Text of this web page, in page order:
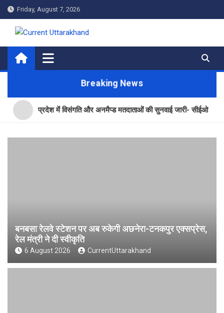
Skip
to
content
Friday, August 7, 2026
Current Uttarakhand
Breaking News
प्रदेश में विसंगति और अनमैप्ड मतदाताओं की सुनवाई जारी- सीईओ
बनबसा रेलवे स्टेशन पर अब रुकेगी अछनेरा-टनकपुर एक्सप्रेस,
रेल मंत्री ने दी स्वीकृति
6 August 2026 CurrentUttarakhand